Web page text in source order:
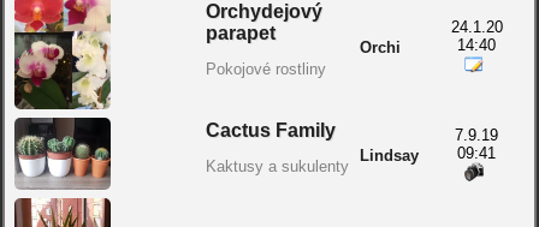
Orchydejový
parapet
Pokojové rostliny
Orchi
24.1.20
14:40
Cactus Family
Kaktusy a sukulenty
Lindsay
7.9.19
09:41